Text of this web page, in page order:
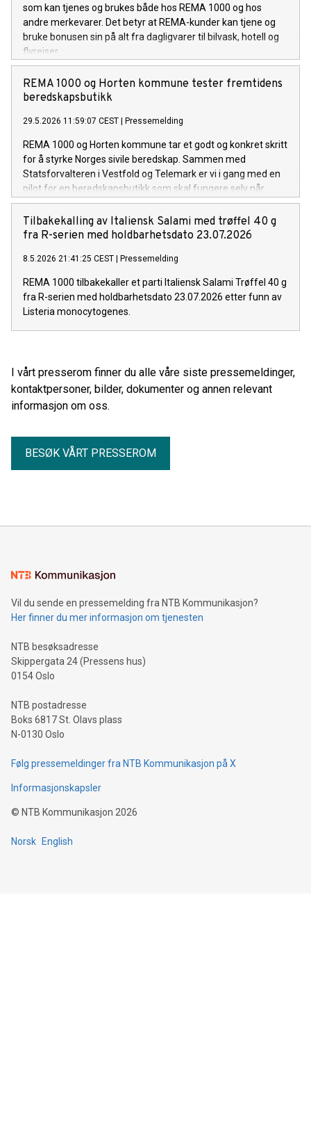
som kan tjenes og brukes både hos REMA 1000 og hos
andre merkevarer. Det betyr at REMA-kunder kan tjene og
bruke bonusen sin på alt fra dagligvarer til bilvask, hotell og
flyreiser.
REMA 1000 og Horten kommune tester fremtidens
beredskapsbutikk
29.5.2026 11:59:07 CEST Pressemelding
REMA 1000 og Horten kommune tar et godt og konkret skritt
for å styrke Norges sivile beredskap. Sammen med
Statsforvalteren i Vestfold og Telemark er vi i gang med en
pilot for en beredskapsbutikk som skal fungere selv når
samfunnet settes på prøve.
Tilbakekalling av Italiensk Salami med trøffel 40 g
fra R-serien med holdbarhetsdato 23.07.2026
8.5.2026 21:41:25 CEST Pressemelding
REMA 1000 tilbakekaller et parti Italiensk Salami Trøffel 40 g
fra R-serien med holdbarhetsdato 23.07.2026 etter funn av
Listeria monocytogenes.
I vårt presserom finner du alle våre siste pressemeldinger,
kontaktpersoner, bilder, dokumenter og annen relevant
informasjon om oss.
BESØK VÅRT PRESSEROM
Vil du sende en pressemelding fra NTB Kommunikasjon?
Her finner du mer informasjon om tjenesten
NTB besøksadresse
Skippergata 24 (Pressens hus)
0154 Oslo
NTB postadresse
Boks 6817 St. Olavs plass
N-0130 Oslo
Følg pressemeldinger fra NTB Kommunikasjon på X
Informasjonskapsler
© NTB Kommunikasjon 2026
Norsk English